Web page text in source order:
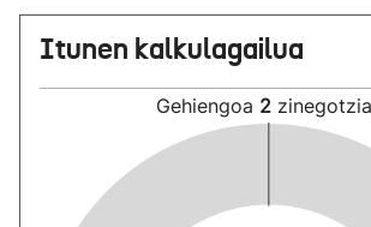
Itunen kalkulagailua
Gehiengoa 2